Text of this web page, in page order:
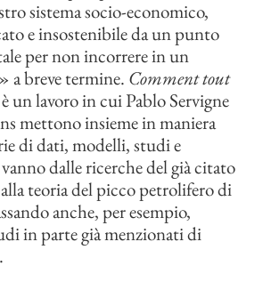
sistema socio-economico,
e insostenibile da un punto
per non incorrere in un
breve termine. Comment tout
un lavoro in cui Pablo Servigne
mettono insieme in maniera
di dati, modelli, studi e
dalle ricerche del già citato
teoria del picco petrolifero di
anche, per esempio,
in parte già menzionati di